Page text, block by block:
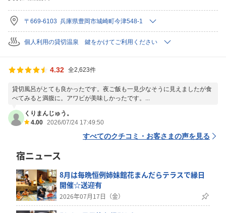
〒669-6103 兵庫県豊岡市城崎町今津548-1
個人利用の貸切温泉 鍵をかけてご利用ください
4.32 全2,623件
貸切風呂がとても良かったです。夜ご飯も一見少なそうに見えましたが食
べてみると満腹に。アワビが美味しかったです。...
くりまんじゅう。
4.00 2026/07/24 17:49:50
すべてのクチコミ・お客さまの声を見る
宿ニュース
8月は毎晩恒例姉妹館花まんだらテラスで縁日
開催☆送迎有
2026年07月17日（金）